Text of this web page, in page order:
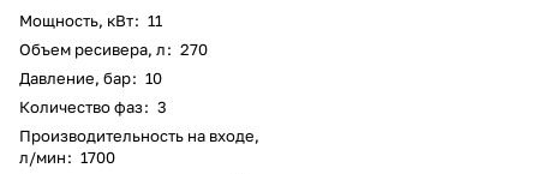
Мощность, кВт: 11
Объем ресивера, л: 270
Давление, бар: 10
Количество фаз: 3
Производительность на входе,
л/мин: 1700